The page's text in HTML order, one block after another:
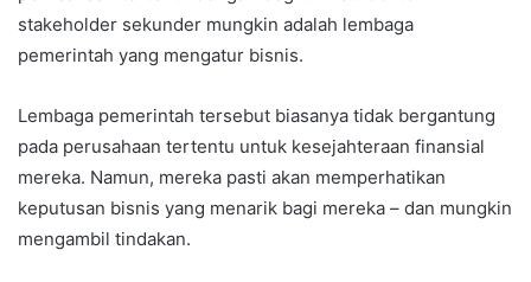
stakeholder sekunder mungkin adalah lembaga
pemerintah yang mengatur bisnis.
Lembaga pemerintah tersebut biasanya tidak bergantung
pada perusahaan tertentu untuk kesejahteraan finansial
mereka. Namun, mereka pasti akan memperhatikan
keputusan bisnis yang menarik bagi mereka – dan mungkin
mengambil tindakan.